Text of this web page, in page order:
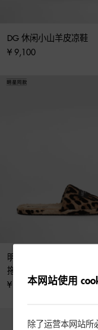
DG 休闲小山羊皮凉鞋
¥ 9,100
明星同款豹纹图案 dg
拖鞋
¥ 3,900本网站使用
除了运营本网站所